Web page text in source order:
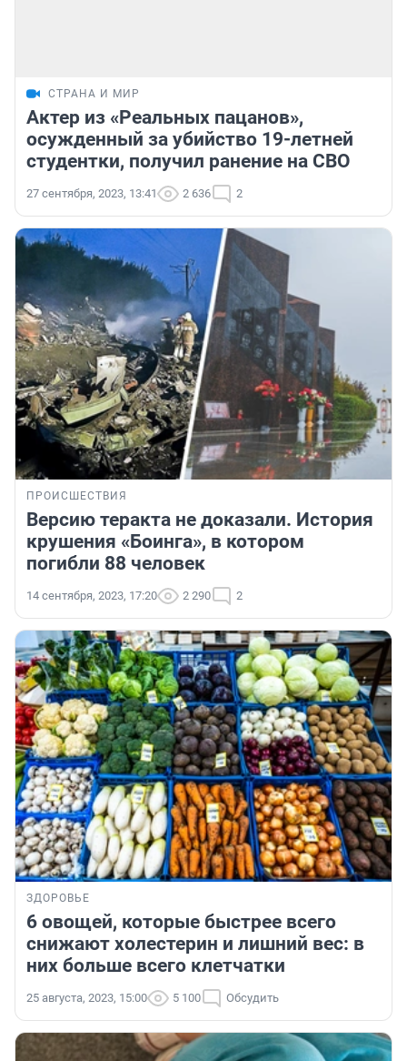
СТРАНА И МИР
Актер из «Реальных пацанов»,
осужденный за убийство 19-летней
студентки, получил ранение на СВО
27 сентября, 2023, 13:41 2 636 2
ПРОИСШЕСТВИЯ
Версию теракта не доказали. История
крушения «Боинга», в котором
погибли 88 человек
14 сентября, 2023, 17:20 2 290 2
ЗДОРОВЬЕ
6 овощей, которые быстрее всего
снижают холестерин и лишний вес: в
них больше всего клетчатки
25 августа, 2023, 15:00 5 100 Обсудить